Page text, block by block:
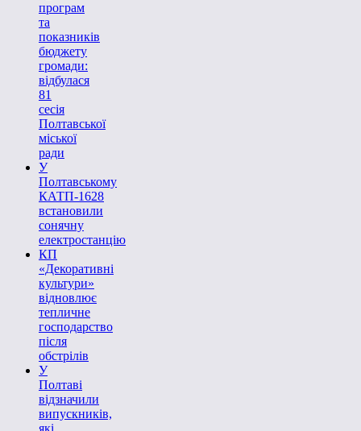
програм
та
показників
бюджету
громади:
відбулася
81
сесія
Полтавської
міської
ради
У
Полтавському
КАТП-1628
встановили
сонячну
електростанцію
КП
«Декоративні
культури»
відновлює
тепличне
господарство
після
обстрілів
У
Полтаві
відзначили
випускників,
які